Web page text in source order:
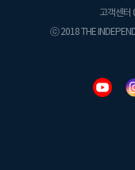
고객센터
ⓒ 2018 THE